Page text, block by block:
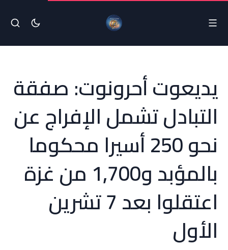
يديعوت أحرونوت: صفقة
التبادل تشمل الإفراج عن
نحو 250 أسيرا محكوما
بالمؤبد و1,700 من غزة
اعتقلوا بعد 7 تشرين
الأول